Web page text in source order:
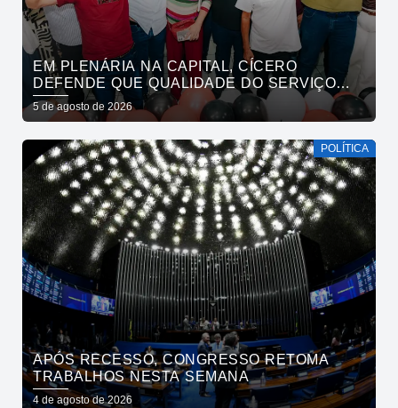
EM PLENÁRIA NA CAPITAL, CÍCERO
DEFENDE QUE QUALIDADE DO SERVIÇO
PÚBLICO ESTADUAL SUPERE O DA
INICIATIVA PRIVADA
5 de agosto de 2026
POLÍTICA
APÓS RECESSO, CONGRESSO RETOMA
TRABALHOS NESTA SEMANA
4 de agosto de 2026